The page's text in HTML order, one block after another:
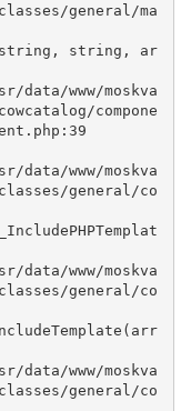
general/ma
string, ar
compone
general/co
general/co
general/co